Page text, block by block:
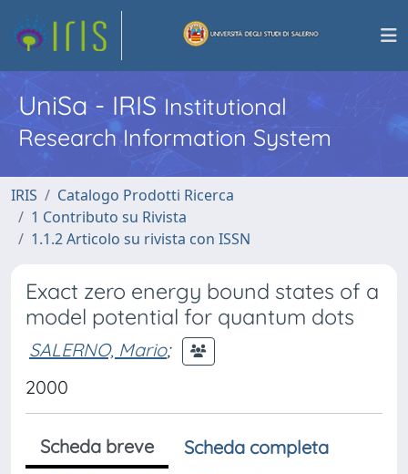
UniSa - IRISInstitutional
Research Information System
IRIS
Catalogo Prodotti Ricerca
1 Contributo su Rivista
1.1.2 Articolo su rivista con ISSN
Exact zero energy bound states of a
model potential for quantum dots
SALERNO, Mario;
2000
Scheda breve
Scheda completa